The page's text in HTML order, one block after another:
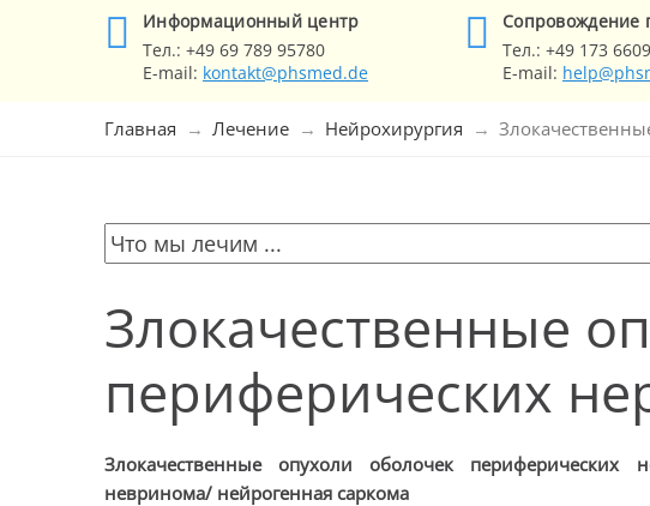
Информационный центр
Тел.: +49 69 789 95780
E-mail: kontakt@phsmed.de
Cопровождение
Тел.: +49 173
E-mail:
Главная Лечение Нейрохирургия
Злокачественные
периферических
Злокачественные опухоли оболочек периферических
невринома/ нейрогенная саркома